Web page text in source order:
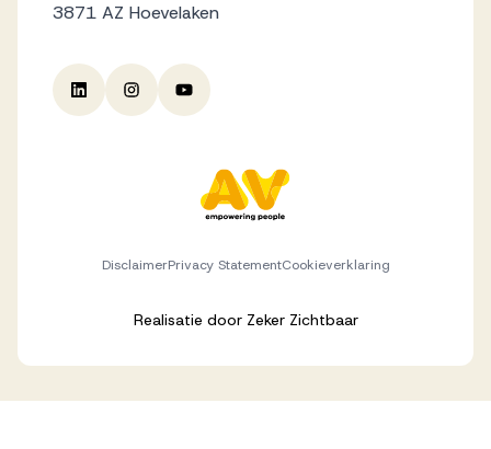
3871 AZ Hoevelaken
DisclaimerPrivacy StatementCookieverklaring
Realisatie door Zeker Zichtbaar